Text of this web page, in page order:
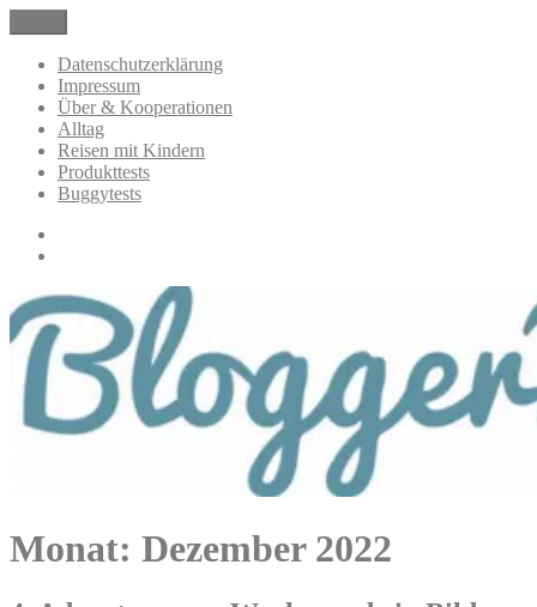
Inhalt
springen
BloggerMumOf3Boys Mamablog
Mamablog über das Leben mit drei Kindern mit Produkttests und
Alltagsthemen
Datenschutzerklärung
Impressum
Über & Kooperationen
Alltag
Reisen mit Kindern
Produkttests
Buggytests
Monat: Dezember 2022